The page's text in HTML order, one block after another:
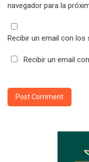
navegador para la
Recibir un email con
Recibir un email